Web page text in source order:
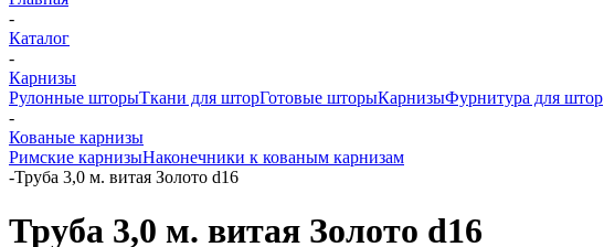
-
Каталог
-
Карнизы
Рулонные шторыТкани для шторГотовые шторыКарнизыФурнитура для штор
-
Кованые карнизы
Римские карнизыНаконечники к кованым карнизам
-Труба 3,0 м. витая Золото d16
Труба 3,0 м. витая Золото d16